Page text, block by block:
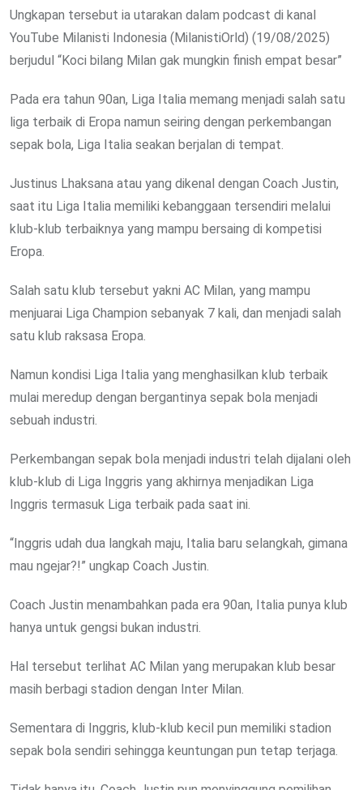
Ungkapan tersebut ia utarakan dalam podcast di kanal
YouTube Milanisti Indonesia (MilanistiOrld) (19/08/2025)
berjudul “Koci bilang Milan gak mungkin finish empat besar”
Pada era tahun 90an, Liga Italia memang menjadi salah satu
liga terbaik di Eropa namun seiring dengan perkembangan
sepak bola, Liga Italia seakan berjalan di tempat.
Justinus Lhaksana atau yang dikenal dengan Coach Justin,
saat itu Liga Italia memiliki kebanggaan tersendiri melalui
klub-klub terbaiknya yang mampu bersaing di kompetisi
Eropa.
Salah satu klub tersebut yakni AC Milan, yang mampu
menjuarai Liga Champion sebanyak 7 kali, dan menjadi salah
satu klub raksasa Eropa.
Namun kondisi Liga Italia yang menghasilkan klub terbaik
mulai meredup dengan bergantinya sepak bola menjadi
sebuah industri.
Perkembangan sepak bola menjadi industri telah dijalani oleh
klub-klub di Liga Inggris yang akhirnya menjadikan Liga
Inggris termasuk Liga terbaik pada saat ini.
“Inggris udah dua langkah maju, Italia baru selangkah, gimana
mau ngejar?!” ungkap Coach Justin.
Coach Justin menambahkan pada era 90an, Italia punya klub
hanya untuk gengsi bukan industri.
Hal tersebut terlihat AC Milan yang merupakan klub besar
masih berbagi stadion dengan Inter Milan.
Sementara di Inggris, klub-klub kecil pun memiliki stadion
sepak bola sendiri sehingga keuntungan pun tetap terjaga.